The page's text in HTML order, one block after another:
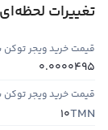
تغییرات
قیمت خرید ویجر توکن
0.0000495
قیمت خرید ویجر توکن
TMN
10